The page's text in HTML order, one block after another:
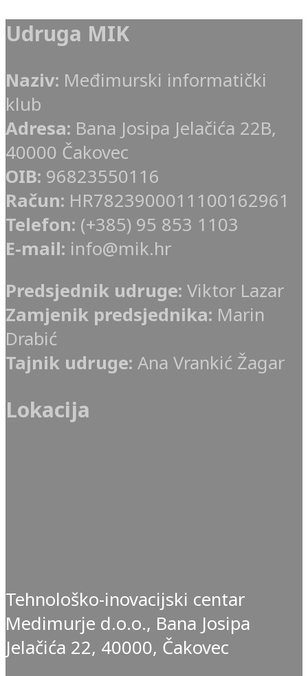
Udruga MIK
Naziv: Međimurski informatički
klub
Adresa: Bana Josipa Jelačića 22B,
40000 Čakovec
OIB: 96823550116
Račun: HR7823900011100162961
Telefon: (+385) 95 853 1103
E-mail: info@mik.hr
Predsjednik udruge: Viktor Lazar
Zamjenik predsjednika: Marin
Drabić
Tajnik udruge: Ana Vrankić Žagar
Lokacija
Tehnološko-inovacijski centar
Medimurje d.o.o., Bana Josipa
Jelačića 22, 40000, Čakovec